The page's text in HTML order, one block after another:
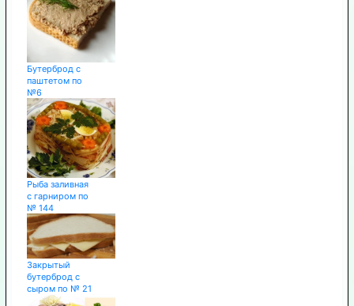
Бутерброд с
паштетом по
№6
Рыба заливная
с гарниром по
№ 144
Закрытый
бутерброд с
сыром по № 21